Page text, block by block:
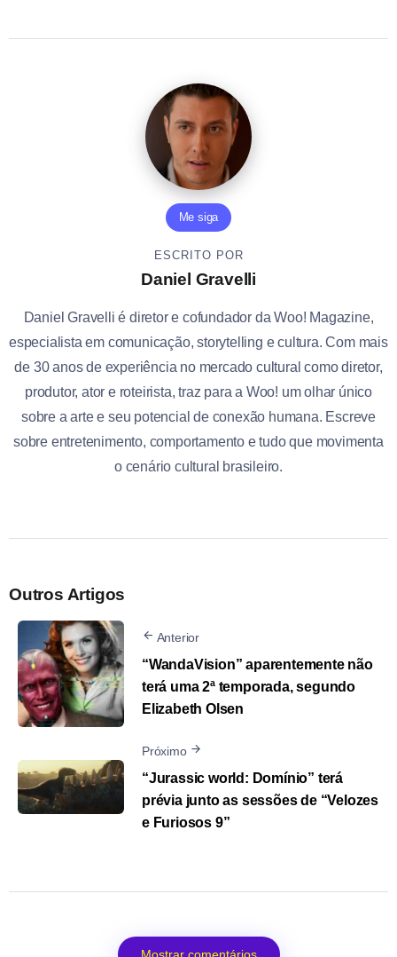
Me siga
ESCRITO POR
Daniel Gravelli
Daniel Gravelli é diretor e cofundador da Woo! Magazine,
especialista em comunicação, storytelling e cultura. Com mais
de 30 anos de experiência no mercado cultural como diretor,
produtor, ator e roteirista, traz para a Woo! um olhar único
sobre a arte e seu potencial de conexão humana. Escreve
sobre entretenimento, comportamento e tudo que movimenta
o cenário cultural brasileiro.
Outros Artigos
Anterior
“WandaVision” aparentemente não
terá uma 2ª temporada, segundo
Elizabeth Olsen
Próximo
“Jurassic world: Domínio” terá
prévia junto as sessões de “Velozes
e Furiosos 9”